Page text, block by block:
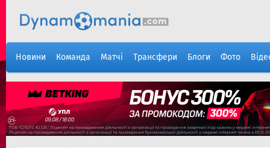
Новини Команда Матчі Трансфери Блоги Фото